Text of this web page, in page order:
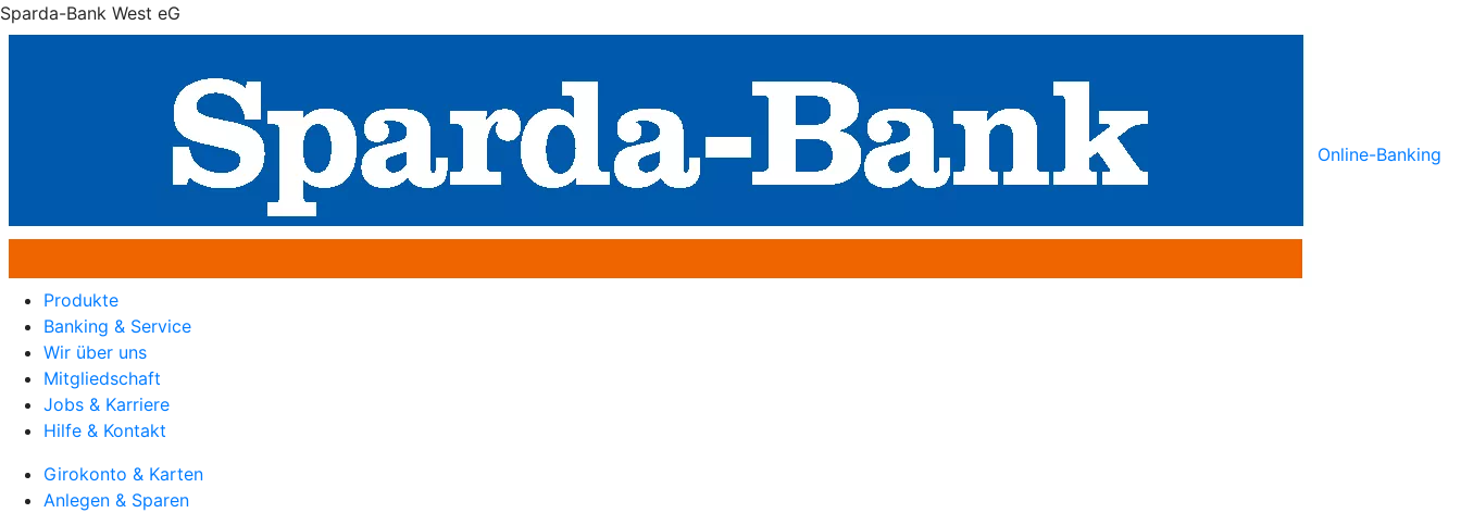
Sparda-Bank West eG
Online-Banking
Produkte
Banking & Service
Wir über uns
Mitgliedschaft
Jobs & Karriere
Hilfe & Kontakt
Girokonto & Karten
Anlegen & Sparen